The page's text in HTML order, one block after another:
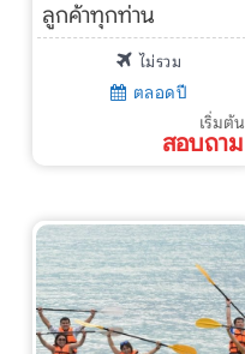
ลูกค้าทุกท่าน
ไม่รวม
ตลอดปี
เริ่มต้น
สอบถาม